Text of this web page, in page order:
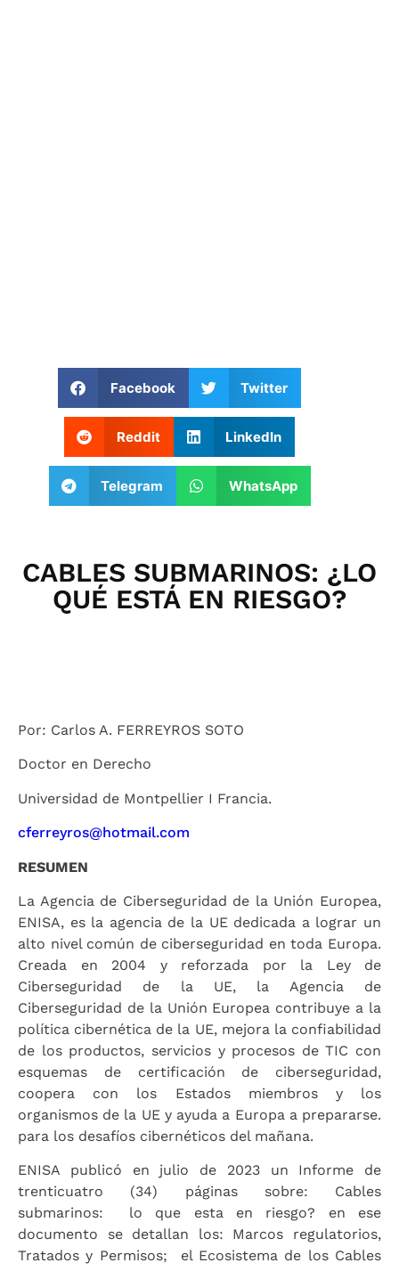
Facebook Twitter
Reddit LinkedIn
Telegram WhatsApp
CABLES SUBMARINOS: ¿LO
QUÉ ESTÁ EN RIESGO?
Por: Carlos A. FERREYROS SOTO
Doctor en Derecho
Universidad de Montpellier I Francia.
cferreyros@hotmail.com
RESUMEN
La Agencia de Ciberseguridad de la Unión Europea,
ENISA, es la agencia de la UE dedicada a lograr un
alto nivel común de ciberseguridad en toda Europa.
Creada en 2004 y reforzada por la Ley de
Ciberseguridad de la UE, la Agencia de
Ciberseguridad de la Unión Europea contribuye a la
política cibernética de la UE, mejora la confiabilidad
de los productos, servicios y procesos de TIC con
esquemas de certificación de ciberseguridad,
coopera con los Estados miembros y los
organismos de la UE y ayuda a Europa a prepararse.
para los desafíos cibernéticos del mañana.
ENISA publicó en julio de 2023 un Informe de
trenticuatro (34) páginas sobre: Cables
submarinos: lo que esta en riesgo? en ese
documento se detallan los: Marcos regulatorios,
Tratados y Permisos; el Ecosistema de los Cables